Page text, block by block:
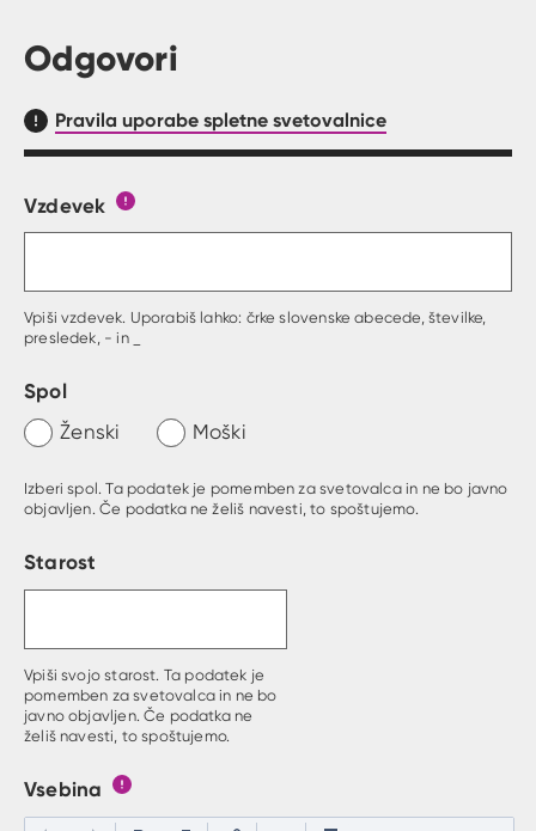
Odgovori
Pravila uporabe spletne svetovalnice
Obrazec, kjer lahko zastaviš vprašanje
Vzdevek
Vpiši vzdevek. Uporabiš lahko: črke slovenske abecede, številke,
presledek, - in _
Spol
Ženski Moški
Izberi spol. Ta podatek je pomemben za svetovalca in ne bo javno
objavljen. Če podatka ne želiš navesti, to spoštujemo.
Starost
Vpiši svojo starost. Ta podatek je
pomemben za svetovalca in ne bo
javno objavljen. Če podatka ne
želiš navesti, to spoštujemo.
Vsebina